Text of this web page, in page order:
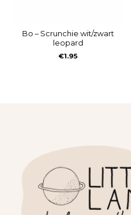
Bo – Scrunchie wit/zwart
leopard
€1.95